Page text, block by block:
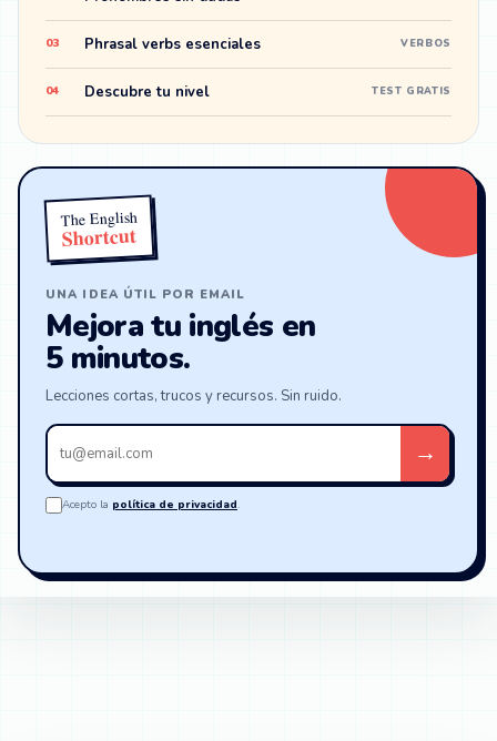
03 Phrasal verbs esenciales VERBOS
04 Descubre tu nivel TEST GRATIS
The English
Shortcut
UNA IDEA ÚTIL POR EMAIL
Mejora tu inglés en
5 minutos.
Lecciones cortas, trucos y recursos. Sin ruido.
Tu
email
→
Acepto la política de privacidad.